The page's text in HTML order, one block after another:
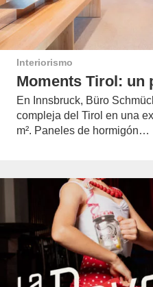
Interiorismo
Moments Tirol: un
En Innsbruck, Büro
compleja del Tirol en una
m². Paneles de hormigón…